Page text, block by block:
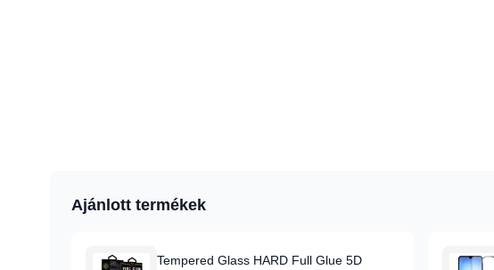
Ajánlott termékek
Tempered Glass HARD Full Glue 5D